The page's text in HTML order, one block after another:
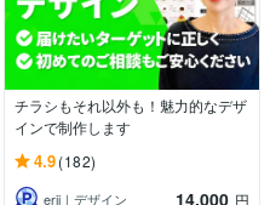
チラシもそれ以外も！魅力的なデザ
インで制作します
4.9(182)
erii｜デザイン 14,000 円